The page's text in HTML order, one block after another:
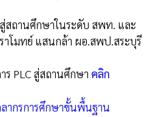
สถานศึกษาในระดับ สพท. และ
โมทย์ แสนกล้า ผอ.สพป.สระบุรี
ร PLC สู่สถานศึกษา คลิก
ากรการศึกษาขั้นพื้นฐาน